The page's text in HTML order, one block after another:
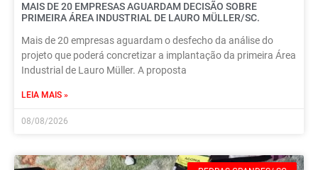
MAIS DE 20 EMPRESAS AGUARDAM DECISÃO SOBRE
PRIMEIRA ÁREA INDUSTRIAL DE LAURO MÜLLER/SC.
Mais de 20 empresas aguardam o desfecho da análise do
projeto que poderá concretizar a implantação da primeira Área
Industrial de Lauro Müller. A proposta
LEIA MAIS »
08/08/2026